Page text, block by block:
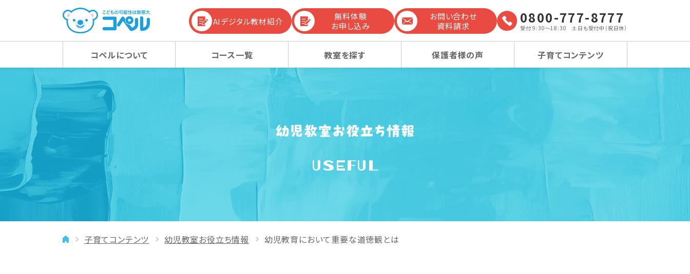
コペルについて
コペルの教育方針
コペルの教育方針 TOP
100%の力を引き出す
心の子育て
潜在能力を引き出す
年齢に合わせた学習法
選ばれる理由
新着情報
新着情報 TOP
お知らせ
イベント
コース一覧
幼児コース 幼稚園受験コース
マタニティクラス
教室を探す 保護者様の声
幼児コース 幼稚園受験コース
マタニティクラス 感動ストーリー
子育てコンテンツ
幼児教育お役立ち情報
AIデジタル教材紹介
無料体験
お申し込み
お問い合わせ
資料請求
0800-777-8777
受付 9:30～18:30 土日も受付中（祝日休）
USEFUL
子育てコンテンツ 幼児教室お役立ち情報 幼児教育において重要な道徳観とは